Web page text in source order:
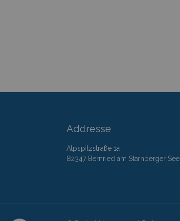
Addresse
Alpspitzstraße 1a
82347 Bernried am Starnberger See